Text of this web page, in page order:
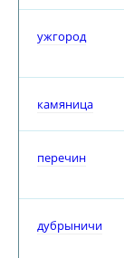
ужгород
камяница
перечин
дубрыничи